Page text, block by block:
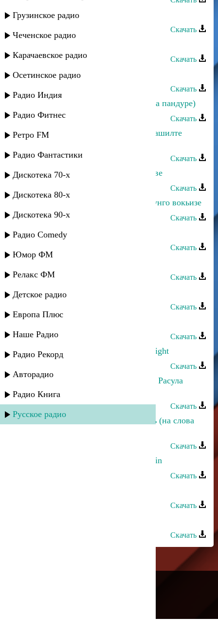
Грузинское радио
Чеченское радио
Карачаевское радио
Осетинское радио
Радио Индия
Радио Фитнес
Ретро FM
Радио Фантастики
Дискотека 70-х
Дискотека 80-х
Дискотека 90-х
Радио Comedy
Юмор ФМ
Релакс ФМ
Детское радио
Европа Плюс
Наше Радио
Радио Рекорд
Авторадио
Радио Книга
Русское радио
Даку Гаджиев - Настали времена
Скачать
Скачать
Даку Гаджиев - Законы гор
Скачать
Даку Гаджиев - Мои пожелания (на пандуре)
Скачать
Магомед Асадулаев - Вилъа мун Гашилте
Скачать
Даку Гаджиев - Заработки в Ростове
Скачать
Даку Гаджиев - Бесдал эбелалъе дунго вокьизе
Скачать
Даку Гаджиев - Магарул рокьи
Скачать
Даку Гаджиев - Народная
Скачать
Магомед Асадулаев - Пати дуда
Скачать
Даку Гаджиев - Свадебная
Скачать
Хизри Асадулаев - In the Wiinter Night
Скачать
Хизри Асадулаев - Балет (на слова Расула
Гамзатова)
Скачать
Хизри Асадулаев - В зимнюю ночь (на слова
Скачать
Хизри Асадулаев - The Summer Rain
Скачать
Скачать
Скачать